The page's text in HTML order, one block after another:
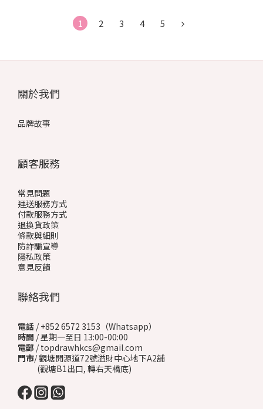
1 2 3 4 5
關於我們
品牌故事
顧客服務
常見問題
運送服務方式
付款服務方式
退換貨政策
條款與細則
防詐騙宣導
隱私政策
意見反饋
聯絡我們
電話 / +852 6572 3153（Whatsapp）
時間 / 星期一至日 13:00-00:00
電郵 / topdrawhkcs@gmail.com
門市/ 觀塘開源道72號溢財中心地下A2舖
(觀塘B1出口, 轉右天橋底)